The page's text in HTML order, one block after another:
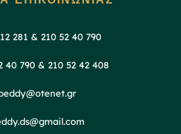
281 & 210 52 40 790
40 790 & 210 52 42 408